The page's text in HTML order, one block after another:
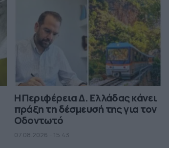
Η Περιφέρεια Δ. Ελλάδας κάνει
πράξη τη δέσμευσή της για τον
Οδοντωτό
07.08.2026 - 15.43